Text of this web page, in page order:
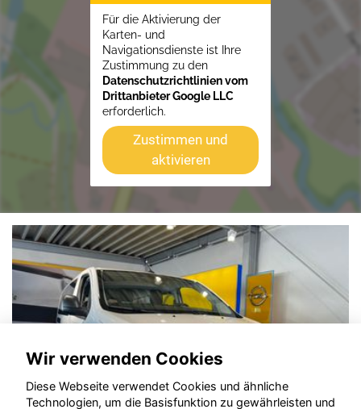
Für die Aktivierung der
Karten- und
Navigationsdienste ist Ihre
Zustimmung zu den
Datenschutzrichtlinien vom
Drittanbieter Google LLC
erforderlich.
Zustimmen und
aktivieren
Wir verwenden Cookies
Diese Webseite verwendet Cookies und ähnliche
Technologien, um die Basisfunktion zu gewährleisten und